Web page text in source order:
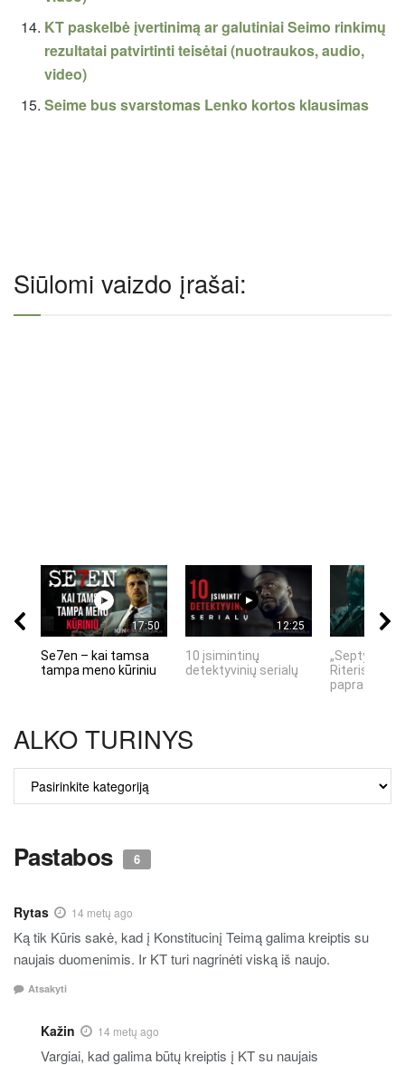
KT paskelbė įvertinimą ar galutiniai Seimo rinkimų
rezultatai patvirtinti teisėtai (nuotraukos, audio,
video)
Seime bus svarstomas Lenko kortos klausimas
Siūlomi vaizdo įrašai:
17:50
Se7en – kai tamsa
tampa meno kūriniu
12:25
10 įsimintinų
detektyvinių serialų
„Septynių
Riteris" – kai
ALKO TURINYS
TURINYS
Pastabos 6
Rytas 14 metų ago
Ką tik Kūris sakė, kad į Konstitucinį Teimą galima kreiptis su
naujais duomenimis. Ir KT turi nagrinėti viską iš naujo.
Atsakyti
Kažin 14 metų ago
Vargiai, kad galima būtų kreiptis į KT su naujais